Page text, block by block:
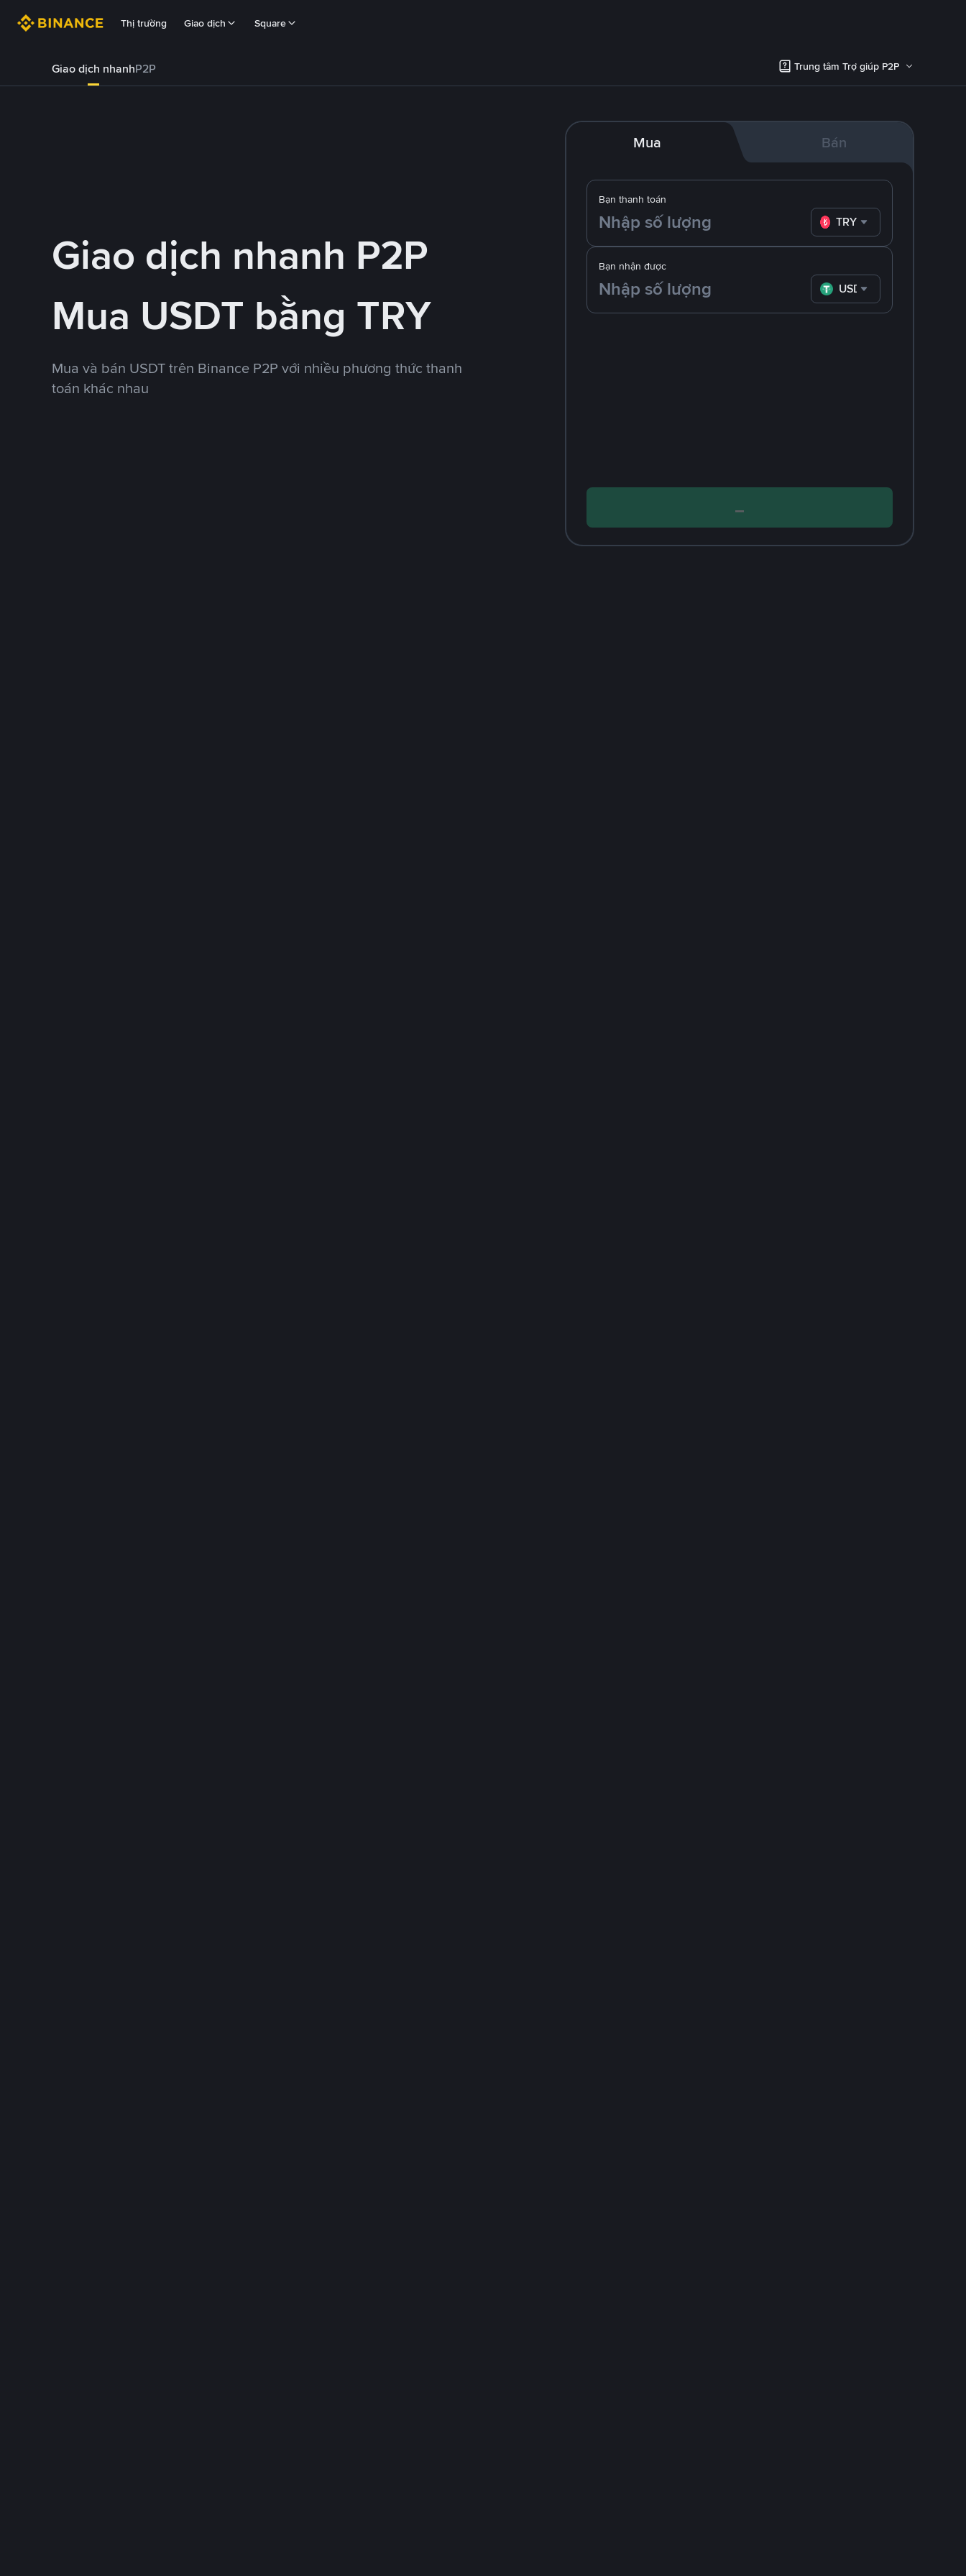
Thị trường Giao dịch Square
Giao dịch nhanhP2P Trung tâm Trợ giúp P2P
Giao dịch nhanh P2P
Mua USDT bằng TRY
Mua và bán USDT trên Binance P2P với nhiều phương thức thanh
toán khác nhau
Mua Bán
Bạn thanh toán
TRY
Bạn nhận được
USDT